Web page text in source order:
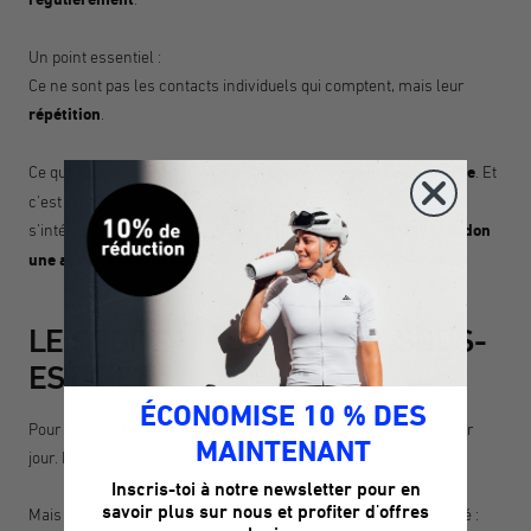
Un point essentiel :
Ce ne sont pas les contacts individuels qui comptent, mais leur
répétition
Ce que nous utilisons au quotidien devient une source constante . Et
c'est précisément pour cette raison qu'il vaut la peine de
s'intéresser à des choses en apparence banales, comme la
Bidon
une activité sportive.
LE SPORT, UN STIMULANT SOUS-
ESTIMÉ
Pour les sportifs, boire fait partie de la routine. Plusieurs fois par
jour. Depuis des années.
Mais c'est justement cette routine qui présente une particularité :
ÉCONOMISE 10 % DES
MAINTENANT
Inscris-toi à notre newsletter pour en
savoir plus sur nous et profiter d'offres